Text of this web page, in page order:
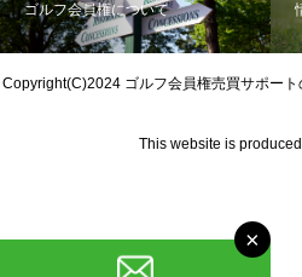
ゴルフ会員権について
Copyright(C)2024 ゴルフ会員権売買サポー
This website is
×